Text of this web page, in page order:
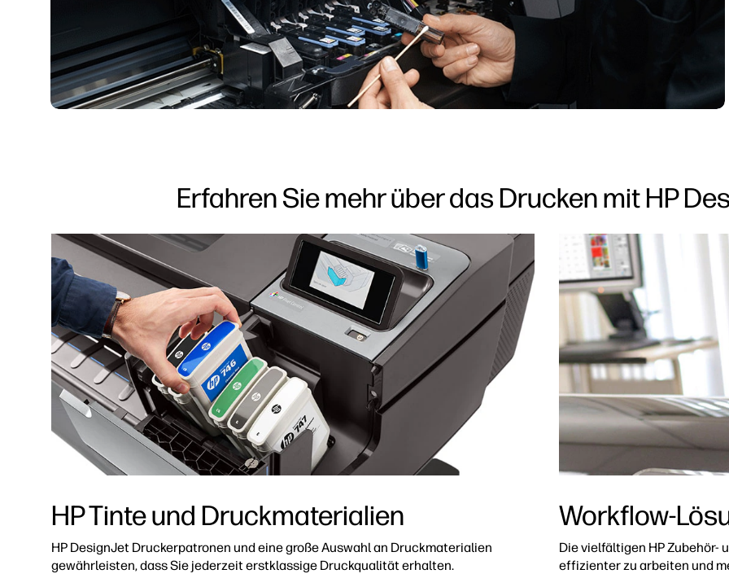
Erfahren Sie mehr über das Drucken mit HP
HP Tinte und Druckmaterialien
HP DesignJet Druckerpatronen und eine große Auswahl an Druckmaterialien
gewährleisten, dass Sie jederzeit erstklassige Druckqualität erhalten.
Workflow-
Die vielfältigen HP Zubehör-
effizienter zu arbeiten und